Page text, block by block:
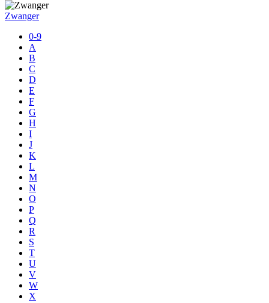
Zwanger
0-9
A
B
C
D
E
F
G
H
I
J
K
L
M
N
O
P
Q
R
S
T
U
V
W
X